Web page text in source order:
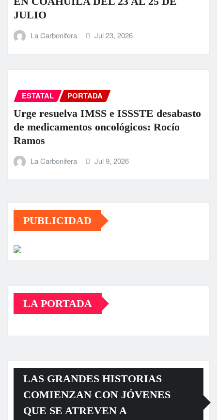
JULIO
La Carbonifera Jul 23, 2026
ESTATAL PORTADA
Urge resuelva IMSS e ISSSTE desabasto
de medicamentos oncológicos: Rocío
Ramos
La Carbonifera Jul 9, 2026
PUBLICIDAD
LA PORTADA
LAS GRANDES HISTORIAS
COMIENZAN CON JÓVENES
QUE SE ATREVEN A